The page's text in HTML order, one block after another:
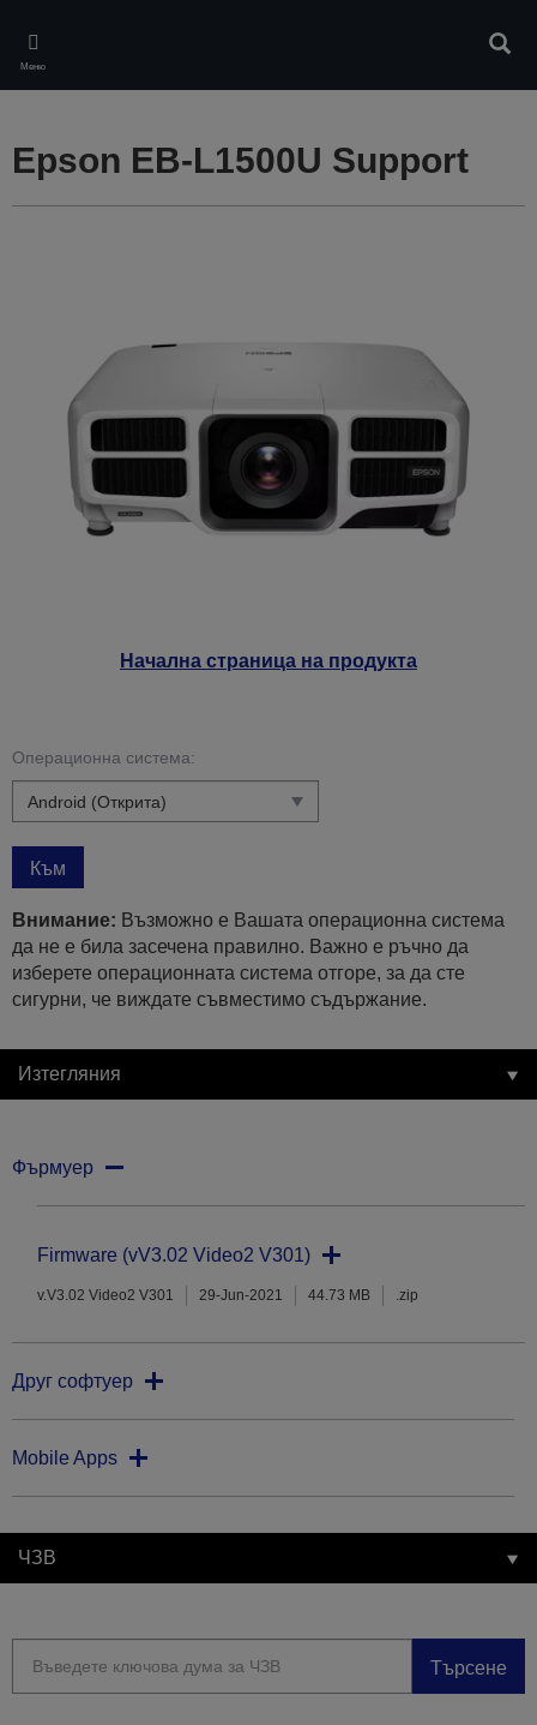
main
content
Меню
Начална страница на продукта
Epson EB-L1500U Support
Операционна система:
Към
Внимание: Възможно е Вашата операционна система
да не е била засечена правилно. Важно е ръчно да
изберете операционната система отгоре, за да сте
сигурни, че виждате съвместимо съдържание.
Изтегляния
Фърмуер
Firmware (vV3.02 Video2 V301)
v.V3.02 Video2 V301 29-Jun-2021 44.73 MB .zip
Друг софтуер
Mobile Apps
ЧЗВ
Търсене